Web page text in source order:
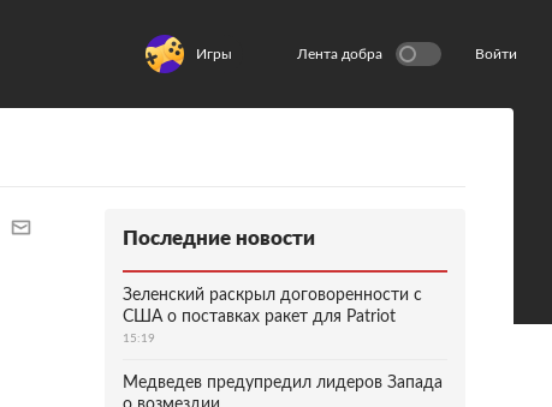
Игры Лента добра Войти
Последние новости
Зеленский раскрыл договоренности с
США о поставках ракет для Patriot
15:19
Медведев предупредил лидеров Запада